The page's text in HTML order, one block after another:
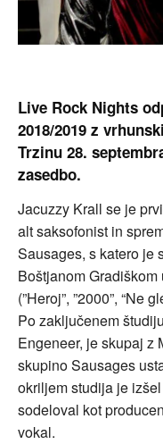
Live Rock Nights
2018/2019 z
Trzinu 28.
zasedbo.
Jacuzzy Krall se je
alt saksofonist in
Sausages, s katero je
Boštjanom
(”Heroj”, ”2000”, “Ne
Po zaključenem
Engeneer, je skupaj z
skupino Sausages
okriljem studija je
sodeloval kot
vokal.